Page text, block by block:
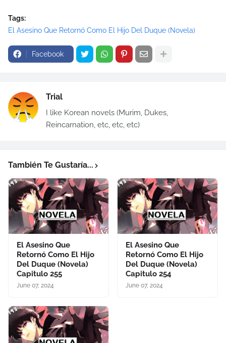
Tags:
El Asesino Que Retornó Como El Hijo Del Duque (Novela)
Facebook
Trial
I like Korean novels (Murim, Dukes,
Reincarnation, etc, etc, etc)
También Te Gustaría...
El Asesino Que
Retornó Como El Hijo
Del Duque (Novela)
Capitulo 255
June 07, 2024
El Asesino Que
Retornó Como El Hijo
Del Duque (Novela)
Capitulo 254
June 07, 2024